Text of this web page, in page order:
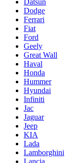
Dodge
Ferrari
Fiat
Ford
Geely
Great Wall
Haval
Honda
Hummer
Hyundai
Infiniti
Jac
Jaguar
Jeep
KIA
Lada
Lamborghini
Lancia